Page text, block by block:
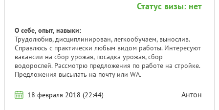
Статус визы: нет
О себе, опыт, навыки:
Трудолюбив, дисциплинирован, легкообучаем, вынослив.
Справлюсь с практически любым видом работы. Интересуют
вакансии на сбор урожая, посадка урожая, сбор
водорослей. Рассмотрю предложения по работе на стройке.
Предложения высылать на почту или WA.
18 февраля 2018 (22:44) Антон